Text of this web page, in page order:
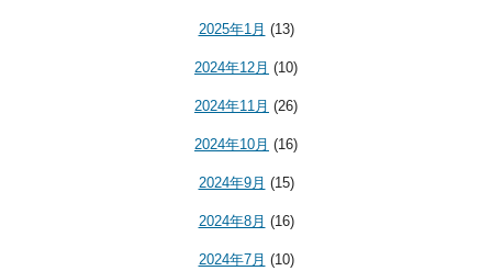
2025年1月 (13)
2024年12月 (10)
2024年11月 (26)
2024年10月 (16)
2024年9月 (15)
2024年8月 (16)
2024年7月 (10)